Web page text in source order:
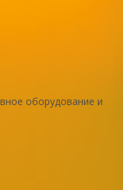
оборудование и